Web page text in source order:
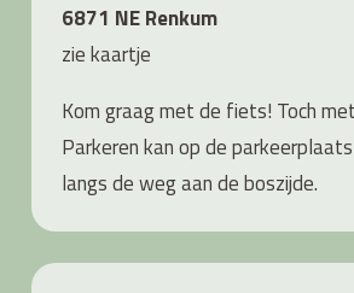
6871 NE Renkum
ziekaartje
Kom graag met de fiets! Toch
Parkeren kan op de
langs de weg aan de boszijde.